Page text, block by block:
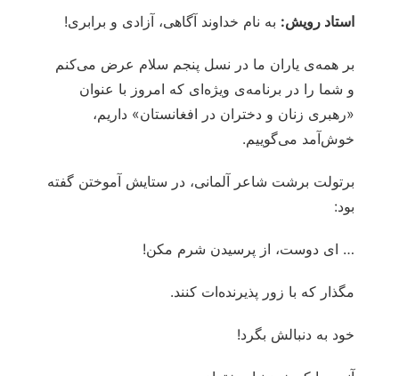
استاد رویش: به نام خداوند آگاهی، آزادی و برابری!
بر همه‌ی یاران ما در نسل پنجم سلام عرض می‌کنم
و شما را در برنامه‌ی ویژه‌ای که امروز با عنوان
«رهبری زنان و دختران در افغانستان» داریم،
خوش‌آمد می‌گوییم.
برتولت برشت شاعر آلمانی، در ستایش آموختن گفته
بود:
… ای دوست، از پرسیدن شرم مکن!
مگذار که با زور پذیرنده‌ات کنند.
خود به دنبالش بگرد!